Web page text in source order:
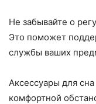
Не забывайте о
Это поможет
службы ваших
Аксессуары для
комфортной